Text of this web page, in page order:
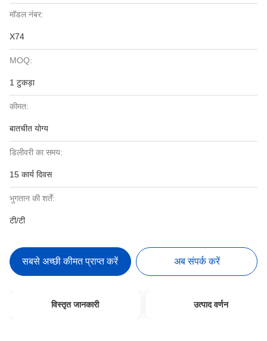
मॉडल नंबर:
X74
MOQ:
1 टुकड़ा
कीमत:
बातचीत योग्य
डिलीवरी का समय:
15 कार्य दिवस
भुगतान की शर्तें:
टी/टी
सबसे अच्छी कीमत प्राप्त करें अब संपर्क करें
विस्तृत जानकारी उत्पाद वर्णन